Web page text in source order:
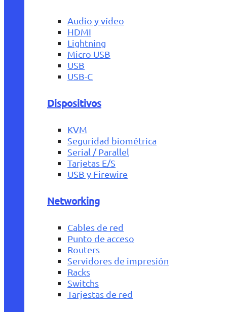
Audio y vídeo
HDMI
Lightning
Micro USB
USB
USB-C
Dispositivos
KVM
Seguridad biométrica
Serial / Parallel
Tarjetas E/S
USB y Firewire
Networking
Cables de red
Punto de acceso
Routers
Servidores de impresión
Racks
Switchs
Tarjestas de red